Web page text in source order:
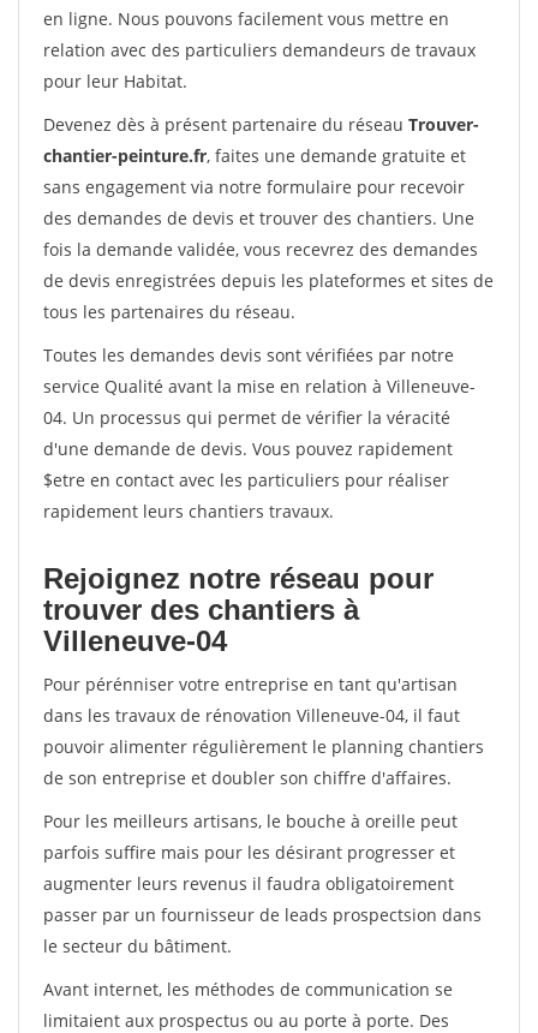
en ligne. Nous pouvons facilement vous mettre en
relation avec des particuliers demandeurs de travaux
pour leur Habitat.
Devenez dès à présent partenaire du réseau Trouver-
chantier-peinture.fr, faites une demande gratuite et
sans engagement via notre formulaire pour recevoir
des demandes de devis et trouver des chantiers. Une
fois la demande validée, vous recevrez des demandes
de devis enregistrées depuis les plateformes et sites de
tous les partenaires du réseau.
Toutes les demandes devis sont vérifiées par notre
service Qualité avant la mise en relation à Villeneuve-
04. Un processus qui permet de vérifier la véracité
d'une demande de devis. Vous pouvez rapidement
$etre en contact avec les particuliers pour réaliser
rapidement leurs chantiers travaux.
Rejoignez notre réseau pour
trouver des chantiers à
Villeneuve-04
Pour pérénniser votre entreprise en tant qu'artisan
dans les travaux de rénovation Villeneuve-04, il faut
pouvoir alimenter régulièrement le planning chantiers
de son entreprise et doubler son chiffre d'affaires.
Pour les meilleurs artisans, le bouche à oreille peut
parfois suffire mais pour les désirant progresser et
augmenter leurs revenus il faudra obligatoirement
passer par un fournisseur de leads prospectsion dans
le secteur du bâtiment.
Avant internet, les méthodes de communication se
limitaient aux prospectus ou au porte à porte. Des